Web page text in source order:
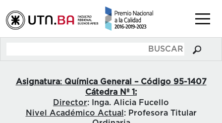
Asignatura: Química General – Código 95-1407
Cátedra Nº 1:
Director: Inga. Alicia Fucello
Nivel Académico Actual : Profesora Titular